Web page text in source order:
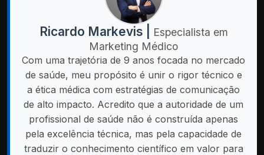
Ricardo Markevis |
Especialista em
Marketing Médico
Com uma trajetória de 9 anos focada no mercado
de saúde, meu propósito é unir o rigor técnico e
a ética médica com estratégias de comunicação
de alto impacto. Acredito que a autoridade de um
profissional de saúde não é construída apenas
pela excelência técnica, mas pela capacidade de
traduzir o conhecimento científico em valor para